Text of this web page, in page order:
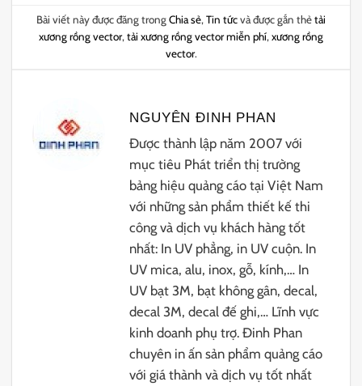
Bài viết này được đăng trongChia sẻ, Tin tứcvà được gắn thẻtải
xương rồng vector, tải xương rồng vector miễn phí, xương rồng
vector.
NGUYÊN ĐINH PHAN
Được thành lập năm 2007 với
mục tiêu Phát triển thị trường
bảng hiệu quảng cáo tại Việt Nam
với những sản phẩm thiết kế thi
công và dịch vụ khách hàng tốt
nhất: In UV phẳng, in UV cuộn. In
UV mica, alu, inox, gỗ, kính,… In
UV bạt 3M, bạt không gân, decal,
decal 3M, decal đế ghi,… Lĩnh vực
kinh doanh phụ trợ. Đinh Phan
chuyên in ấn sản phẩm quảng cáo
với giá thành và dịch vụ tốt nhất